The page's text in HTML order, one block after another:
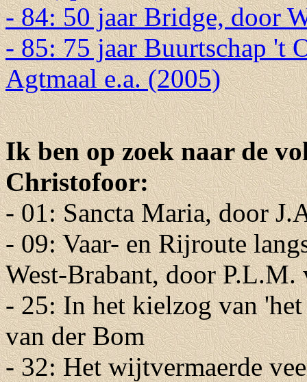
- 84: 50 jaar Bridge, door
- 85: 75 jaar Buurtschap 't
Agtmaal e.a. (2005)
Ik ben op zoek naar de
Christofoor:
- 01: Sancta Maria, door
- 09: Vaar- en Rijroute
West-Brabant, door P.L.M.
- 25: In het kielzog van
van der Bom
- 32: Het wijtvermaerde